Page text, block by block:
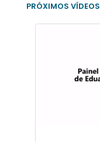
PRÓXIMOS VÍDEOS